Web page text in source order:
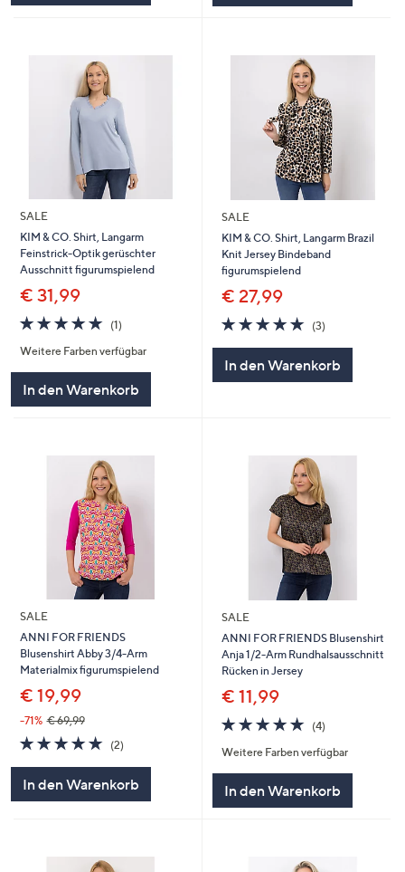
SALE
KIM & CO. Shirt, Langarm
Feinstrick-Optik gerüschter
Ausschnitt figurumspielend
€ 31,99
5.0
von
5
(1)1
Weitere Farben verfügbar
In den Warenkorb
SALE
KIM & CO. Shirt, Langarm Brazil
Knit Jersey Bindeband
figurumspielend
€ 27,99
5.0
von
(3)
In den Warenkorb
SALE
ANNI FOR FRIENDS
Blusenshirt Abby 3/4-Arm
Materialmix figurumspielend
€ 19,99
-71% € 69,99
5.0
von
(2)2
In den Warenkorb
SALE
ANNI FOR FRIENDS Blusenshirt
Anja 1/2-Arm Rundhalsausschnitt
Rücken in Jersey
€ 11,99
5.0
von
5
(4)4
Weitere Farben verfügbar
In den Warenkorb